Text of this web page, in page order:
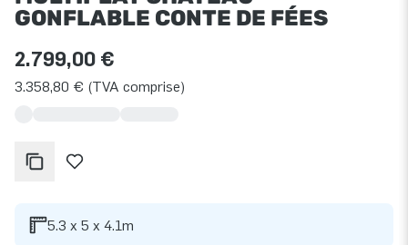
GONFLABLE CONTE DE FÉES
2.799,00 €
3.358,80 € (TVA comprise)
5.3 x 5 x 4.1m